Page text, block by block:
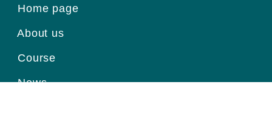
Home page
About us
Course
News